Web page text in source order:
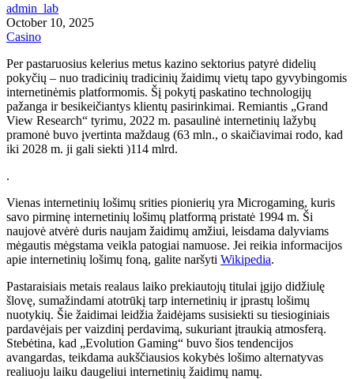
admin_lab
October 10, 2025
Casino
Per pastaruosius kelerius metus kazino sektorius patyrė didelių
pokyčių – nuo tradicinių tradicinių žaidimų vietų tapo gyvybingomis
internetinėmis platformomis. Šį pokytį paskatino technologijų
pažanga ir besikeičiantys klientų pasirinkimai. Remiantis „Grand
View Research“ tyrimu, 2022 m. pasaulinė internetinių lažybų
pramonė buvo įvertinta maždaug (63 mln., o skaičiavimai rodo, kad
iki 2028 m. ji gali siekti )114 mlrd.
.
Vienas internetinių lošimų srities pionierių yra Microgaming, kuris
savo pirminę internetinių lošimų platformą pristatė 1994 m. Ši
naujovė atvėrė duris naujam žaidimų amžiui, leisdama dalyviams
mėgautis mėgstama veikla patogiai namuose. Jei reikia informacijos
apie internetinių lošimų foną, galite naršyti Wikipedia.
Pastaraisiais metais realaus laiko prekiautojų titulai įgijo didžiulę
šlovę, sumažindami atotrūkį tarp internetinių ir įprastų lošimų
nuotykių. Šie žaidimai leidžia žaidėjams susisiekti su tiesioginiais
pardavėjais per vaizdinį perdavimą, sukuriant įtraukią atmosferą.
Stebėtina, kad „Evolution Gaming“ buvo šios tendencijos
avangardas, teikdama aukščiausios kokybės lošimo alternatyvas
realiuoju laiku daugeliui internetinių žaidimų namų.